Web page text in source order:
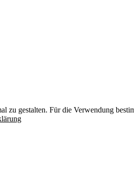
zu gestalten. Für die Verwendung